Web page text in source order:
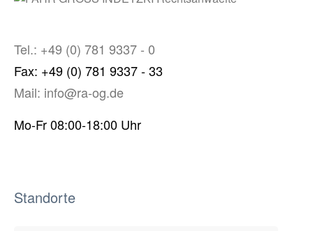
Tel.: +49 (0) 781 9337 - 0
Fax: +49 (0) 781 9337 - 33
Mail: info@ra-og.de
Mo-Fr 08:00-18:00 Uhr
Standorte